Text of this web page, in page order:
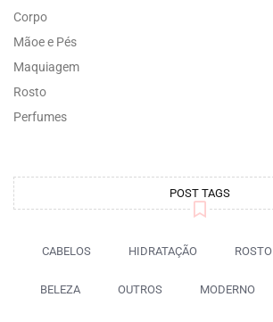
Corpo
Mãoe e Pés
Maquiagem
Rosto
Perfumes
POST TAGS
CABELOS HIDRATAÇÃO ROSTO
BELEZA OUTROS MODERNO